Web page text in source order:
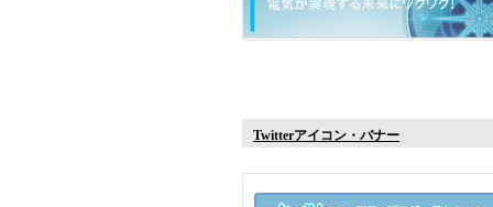
Twitterアイコン・バナー